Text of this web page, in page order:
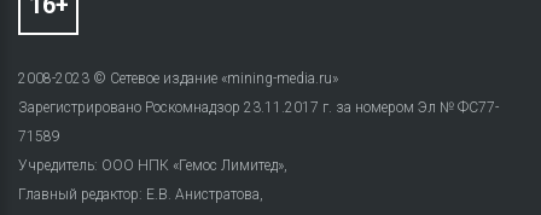
2008-2023 © Сетевое издание «mining-media.ru»
Зарегистрировано Роскомнадзор 23.11.2017 г. за номером Эл № ФС77-
71589
Учредитель: ООО НПК «Гемос Лимитед»,
Главный редактор: Е.В. Анистратова,